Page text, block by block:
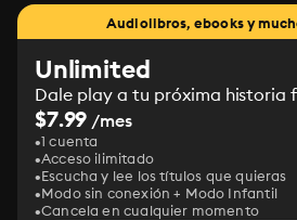
Audiolibros, ebooks y
Unlimited
Dale play a tu próxima historia
$7.99 /mes
1 cuenta
Acceso ilimitado
Escucha y lee los títulos que quieras
Modo sin conexión + Modo Infantil
Cancela en cualquier momento